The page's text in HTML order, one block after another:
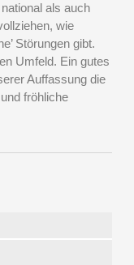
als auch
wie
Störungen gibt.
Umfeld. Ein gutes
Auffassung die
fröhliche